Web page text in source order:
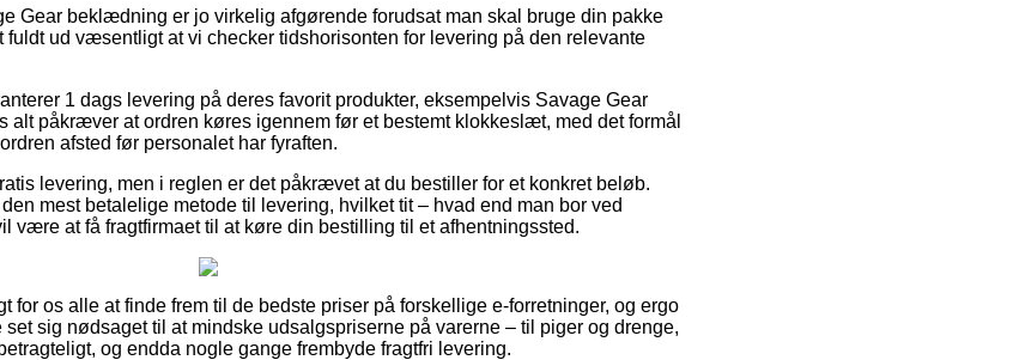
Gear beklædning er jo virkelig afgørende forudsat man skal bruge din pakke
fuldt ud væsentligt at vi checker tidshorisonten for levering på den relevante
1 dags levering på deres favorit produkter, eksempelvis Savage Gear
alt påkræver at ordren køres igennem før et bestemt klokkeslæt, med det formål
afsted før personalet har fyraften.
levering, men i reglen er det påkrævet at du bestiller for et konkret beløb.
mest betalelige metode til levering, hvilket tit – hvad end man bor ved
være at få fragtfirmaet til at køre din bestilling til et afhentningssted.
for os alle at finde frem til de bedste priser på forskellige e-forretninger, og ergo
sig nødsaget til at mindske udsalgspriserne på varerne – til piger og drenge,
og endda nogle gange frembyde fragtfri levering.